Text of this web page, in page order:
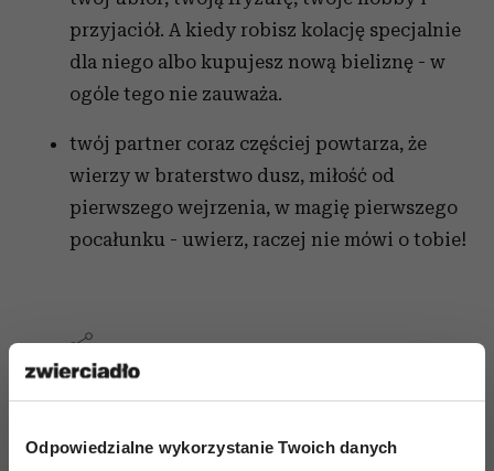
Odpowiedzialne wykorzystanie Twoich danych
przyjaciół. A kiedy robisz kolację specjalnie
dla niego albo kupujesz nową bieliznę - w
ogóle tego nie zauważa.
twój partner coraz częściej powtarza, że
wierzy w braterstwo dusz, miłość od
pierwszego wejrzenia, w magię pierwszego
pocałunku - uwierz, raczej nie mówi o tobie!